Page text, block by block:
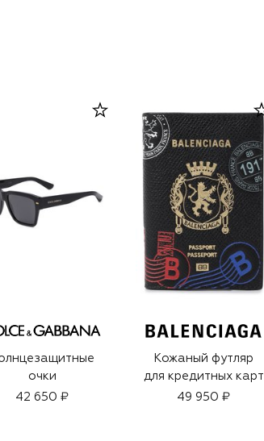
очки
42 650 ₽
Кожаный футляр
для кредитных карт
49 950 ₽